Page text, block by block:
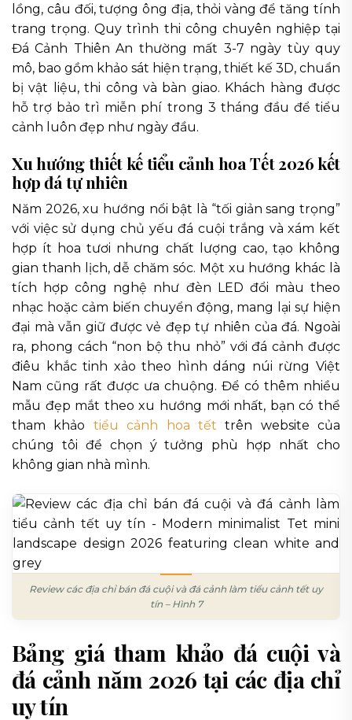
lồng, câu đối, tượng ông địa, thỏi vàng để tăng tính
trang trọng. Quy trình thi công chuyên nghiệp tại
Đá Cảnh Thiên An thường mất 3-7 ngày tùy quy
mô, bao gồm khảo sát hiện trạng, thiết kế 3D, chuẩn
bị vật liệu, thi công và bàn giao. Khách hàng được
hỗ trợ bảo trì miễn phí trong 3 tháng đầu để tiểu
cảnh luôn đẹp như ngày đầu.
Xu hướng thiết kế tiểu cảnh hoa Tết 2026 kết
hợp đá tự nhiên
Năm 2026, xu hướng nổi bật là “tối giản sang trọng”
với việc sử dụng chủ yếu đá cuội trắng và xám kết
hợp ít hoa tươi nhưng chất lượng cao, tạo không
gian thanh lịch, dễ chăm sóc. Một xu hướng khác là
tích hợp công nghệ như đèn LED đổi màu theo
nhạc hoặc cảm biến chuyển động, mang lại sự hiện
đại mà vẫn giữ được vẻ đẹp tự nhiên của đá. Ngoài
ra, phong cách “non bộ thu nhỏ” với đá cảnh được
điêu khắc tinh xảo theo hình dáng núi rừng Việt
Nam cũng rất được ưa chuộng. Để có thêm nhiều
mẫu đẹp mắt theo xu hướng mới nhất, bạn có thể
tham khảo tiểu cảnh hoa tết trên website của
chúng tôi để chọn ý tưởng phù hợp nhất cho
không gian nhà mình.
Review các địa chỉ bán đá cuội và đá cảnh làm tiểu cảnh tết uy
tín – Hình 7
Bảng giá tham khảo đá cuội và
đá cảnh năm 2026 tại các địa chỉ
uy tín